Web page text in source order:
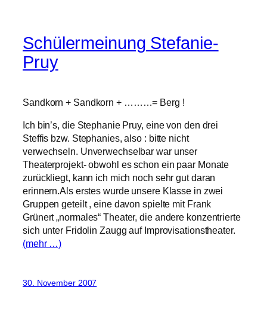
Schülermeinung Stefanie-
Pruy
Sandkorn + Sandkorn + ………= Berg !
Ich bin’s, die Stephanie Pruy, eine von den drei
Steffis bzw. Stephanies, also : bitte nicht
verwechseln. Unverwechselbar war unser
Theaterprojekt- obwohl es schon ein paar Monate
zurückliegt, kann ich mich noch sehr gut daran
erinnern.Als erstes wurde unsere Klasse in zwei
Gruppen geteilt , eine davon spielte mit Frank
Grünert „normales“ Theater, die andere konzentrierte
sich unter Fridolin Zaugg auf Improvisationstheater.
(mehr …)
30. November 2007